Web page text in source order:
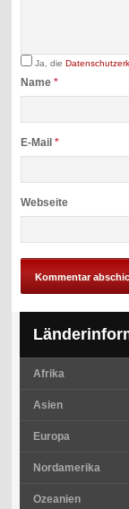
Ja, die
Name*
E-Mail*
Webseite
Afrika
Asien
Europa
Nordamerika
Ozeanien